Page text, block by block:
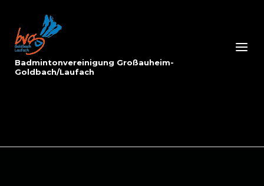
content
Badmintonvereinigung Großauheim-
Goldbach/Laufach
Menu